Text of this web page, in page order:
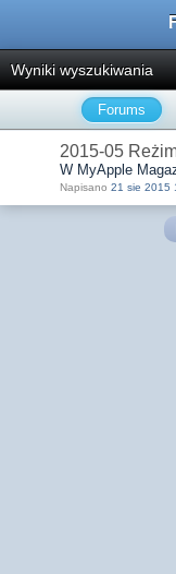
Wyniki wyszukiwania
Forums
2015-05
W MyApple
Napisano 21 sie 2015